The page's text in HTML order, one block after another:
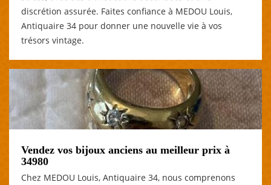
discrétion assurée. Faites confiance à MEDOU Louis,
Antiquaire 34 pour donner une nouvelle vie à vos
trésors vintage.
Vendez vos bijoux anciens au meilleur prix à
34980
Chez MEDOU Louis, Antiquaire 34, nous comprenons